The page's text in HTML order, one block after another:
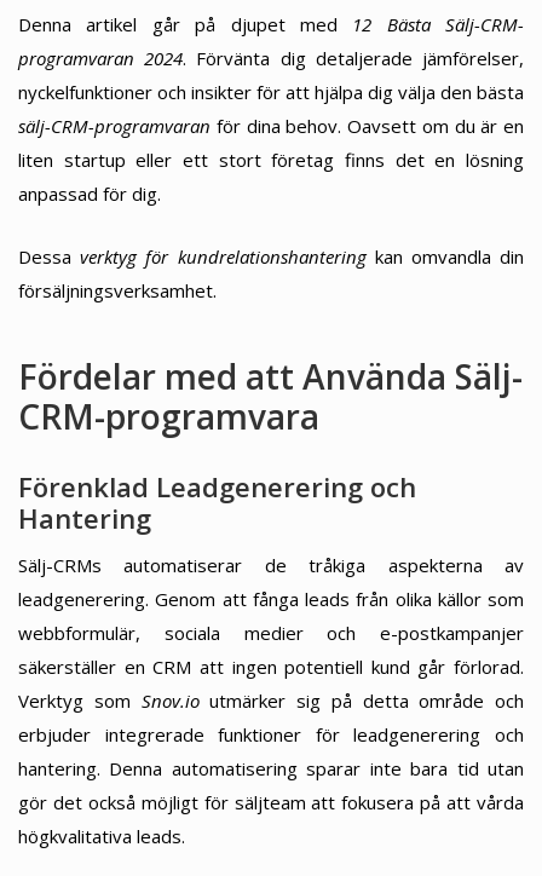
Denna artikel går på djupet med 12 Bästa Sälj-CRM-
programvaran 2024. Förvänta dig detaljerade jämförelser,
nyckelfunktioner och insikter för att hjälpa dig välja den bästa
sälj-CRM-programvaran för dina behov. Oavsett om du är en
liten startup eller ett stort företag finns det en lösning
anpassad för dig.
Dessaverktyg för kundrelationshanteringkan omvandla din
försäljningsverksamhet.
Fördelar med att Använda Sälj-
CRM-programvara
Förenklad Leadgenerering och
Hantering
Sälj-CRMs automatiserar de tråkiga aspekterna av
leadgenerering. Genom att fånga leads från olika källor som
webbformulär, sociala medier och e-postkampanjer
säkerställer en CRM att ingen potentiell kund går förlorad.
Verktyg som Snov.ioutmärker sig på detta område och
erbjuder integrerade funktioner för leadgenerering och
hantering. Denna automatisering sparar inte bara tid utan
gör det också möjligt för säljteam att fokusera på att vårda
högkvalitativa leads.